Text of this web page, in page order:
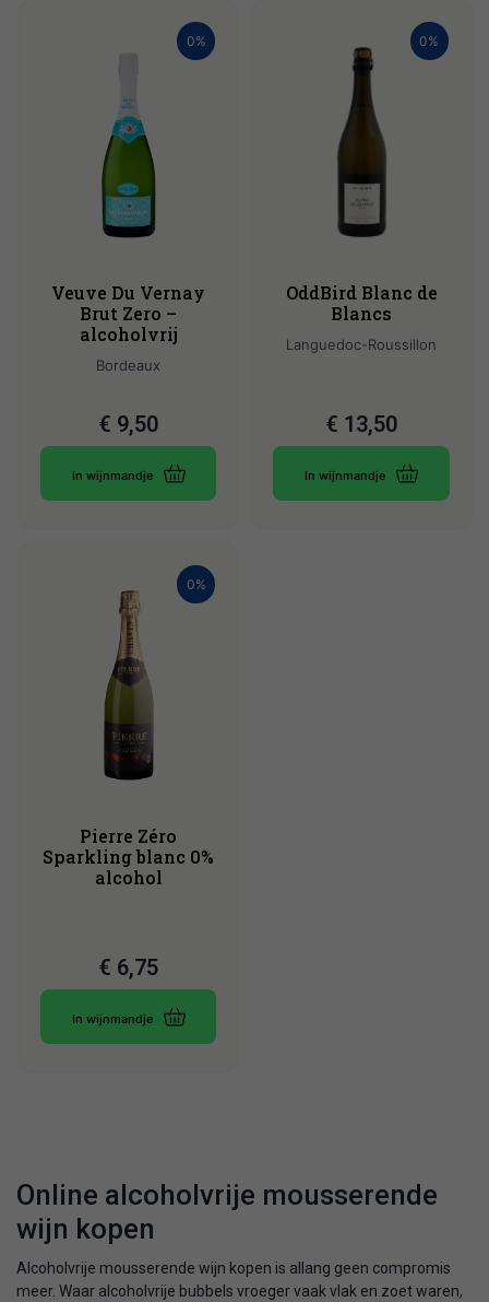
Veuve Du Vernay
Brut Zero –
alcoholvrij
0%
Bordeaux
€ 9,50
In wijnmandje
OddBird Blanc de
Blancs
0%
Languedoc-Roussillon
€ 13,50
In wijnmandje
Pierre Zéro
Sparkling blanc 0%
alcohol
0%
€ 6,75
In wijnmandje
Online alcoholvrije mousserende
wijn kopen
Alcoholvrije mousserende wijn kopen is allang geen compromis
meer. Waar alcoholvrije bubbels vroeger vaak vlak en zoet waren,